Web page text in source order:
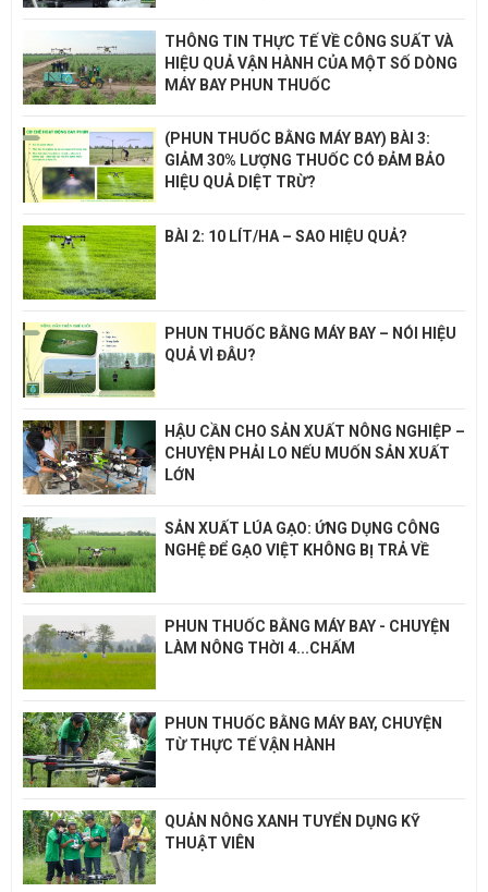
THÔNG TIN THỰC TẾ VỀ CÔNG SUẤT VÀ
HIỆU QUẢ VẬN HÀNH CỦA MỘT SỐ DÒNG
MÁY BAY PHUN THUỐC
(PHUN THUỐC BẰNG MÁY BAY) BÀI 3:
GIẢM 30% LƯỢNG THUỐC CÓ ĐẢM BẢO
HIỆU QUẢ DIỆT TRỪ?
BÀI 2: 10 LÍT/HA – SAO HIỆU QUẢ?
PHUN THUỐC BẰNG MÁY BAY – NÓI HIỆU
QUẢ VÌ ĐÂU?
HẬU CẦN CHO SẢN XUẤT NÔNG NGHIỆP –
CHUYỆN PHẢI LO NẾU MUỐN SẢN XUẤT
LỚN
SẢN XUẤT LÚA GẠO: ỨNG DỤNG CÔNG
NGHỆ ĐỂ GẠO VIỆT KHÔNG BỊ TRẢ VỀ
PHUN THUỐC BẰNG MÁY BAY - CHUYỆN
LÀM NÔNG THỜI 4...CHẤM
PHUN THUỐC BẰNG MÁY BAY, CHUYỆN
TỪ THỰC TẾ VẬN HÀNH
QUẢN NÔNG XANH TUYỂN DỤNG KỸ
THUẬT VIÊN